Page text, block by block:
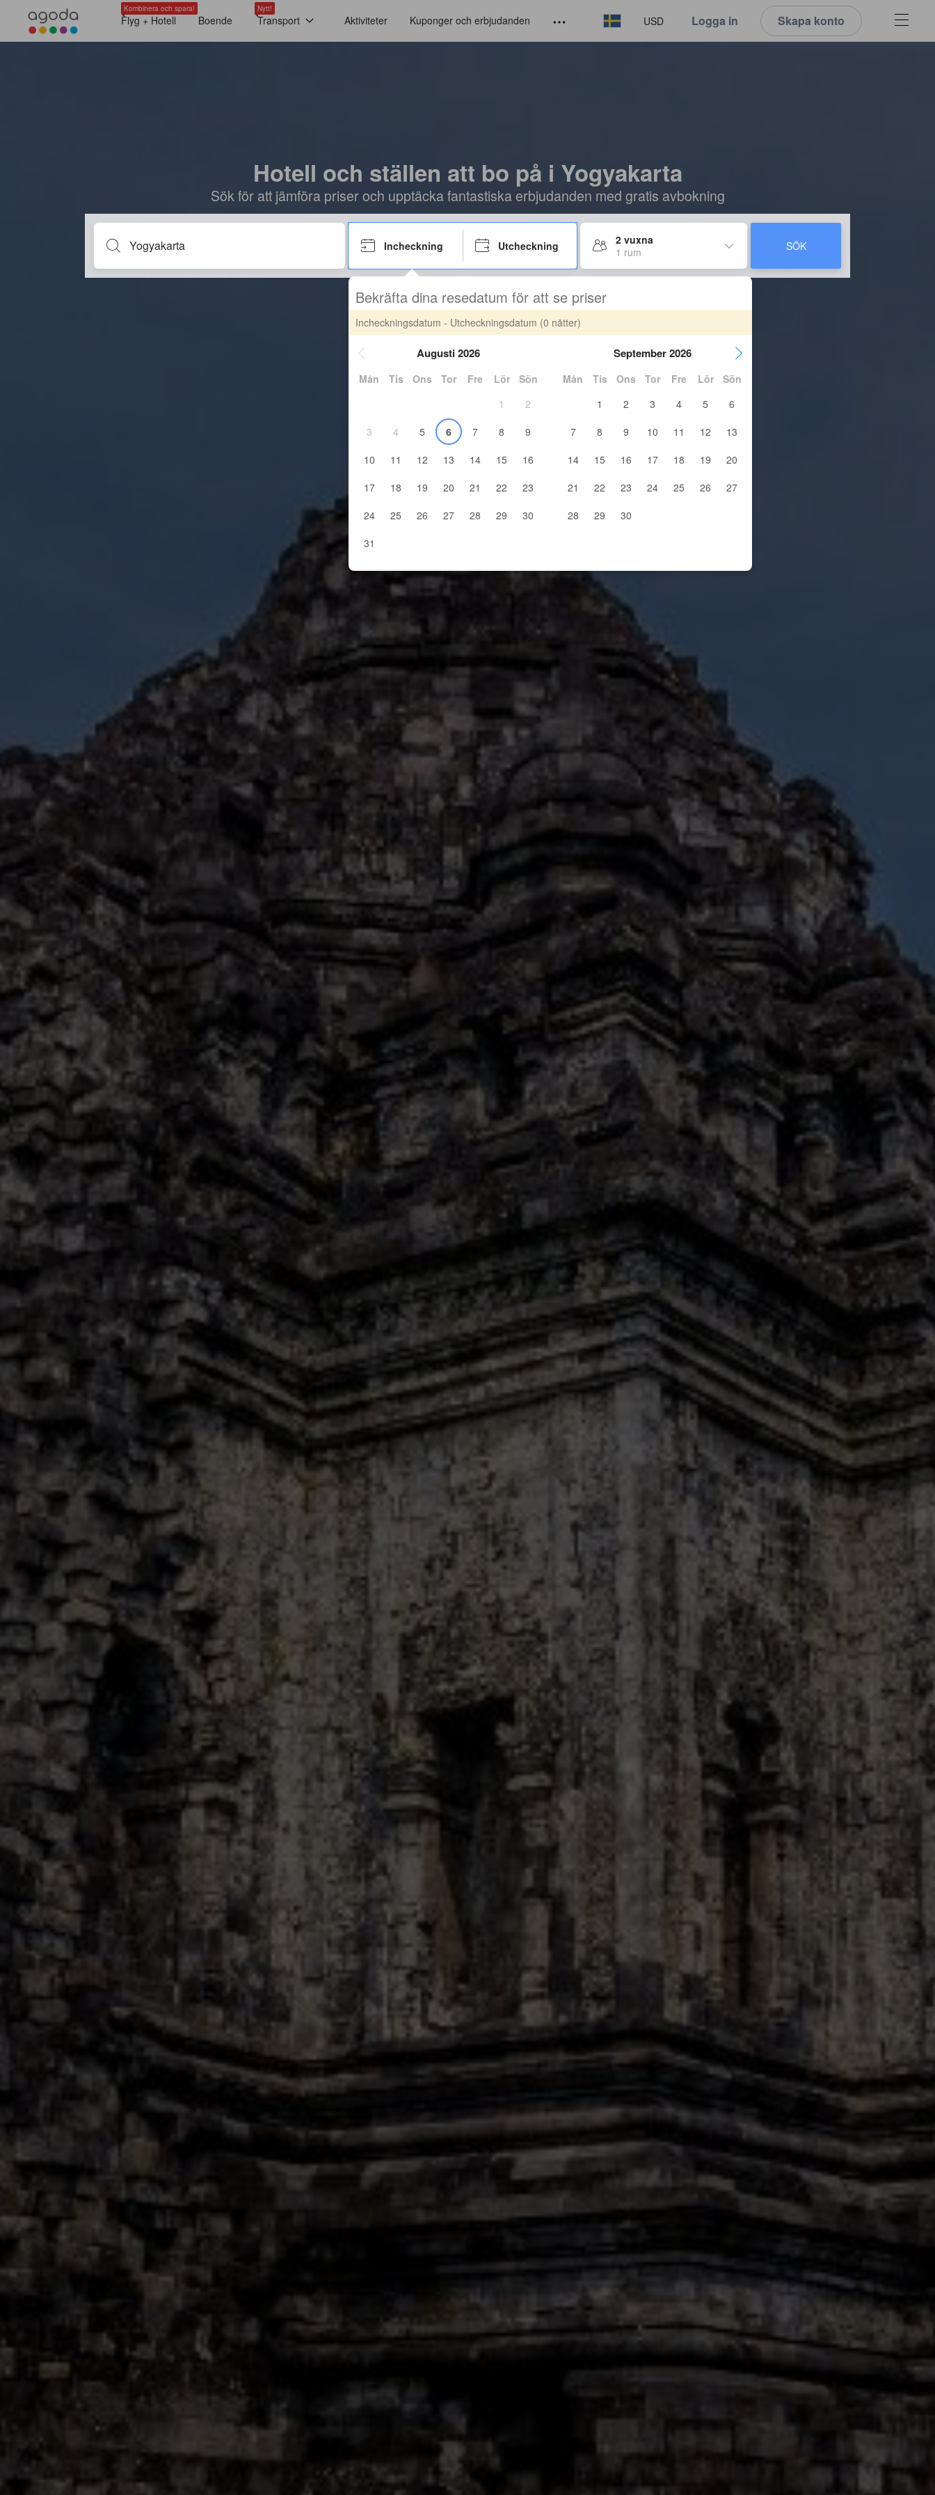
Kombinera och spara!
Flyg + Hotell Boende
Nytt!
Transport Aktiviteter Kuponger och erbjudanden USD Logga in Skapa konto
Hotell och ställen att bo på i Yogyakarta
Sök för att jämföra priser och upptäcka fantastiska erbjudanden med gratis avbokning
Incheckning Utcheckning
2 vuxna
1 rum
SÖK
Bekräfta dina resedatum för att se priser
Incheckningsdatum - Utcheckningsdatum (0 nätter)
Augusti 2026
Mån Tis Ons Tor Fre Lör
Sön
1
2
3
4 5 6 7 8
9
10
11 12 13 14 15
16
17
18 19 20 21 22
23
24
25 26 27 28 29
30
31
September 2026
Mån Tis Ons Tor Fre Lör
Sön
1
2 3 4 5
6
7
8 9 10 11 12
13
14
15 16 17 18 19
20
21
22 23 24 25 26
27
28
29 30